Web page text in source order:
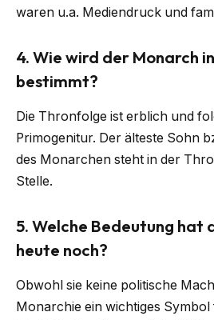
waren u.a. Mediendruck und
4. Wie wird der Monarch
bestimmt?
Die Thronfolge ist erblich und
Primogenitur. Der älteste Sohn
des Monarchen steht in der
Stelle.
5. Welche Bedeutung hat
heute noch?
Obwohl sie keine politische
Monarchie ein wichtiges